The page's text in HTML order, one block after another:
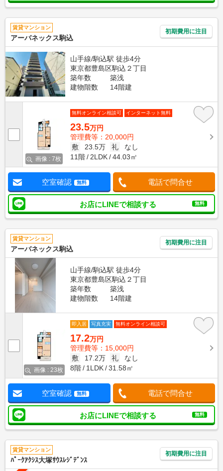
賃貸マンション
アーバネックス駒込
初期費用に注目
山手線/駒込駅 徒歩4分
東京都豊島区駒込２丁目
築年数
築浅
建物階数
14階建
画像 : 7枚
無料オンライン相談可 インターネット無料
23.5万円
管理費等：20,000円
敷
23.5万 礼
なし
11階
2LDK 44.03㎡
空室確認 無料 電話で問合せ
お店にLINEで相談する 無料
賃貸マンション
アーバネックス駒込
初期費用に注目
山手線/駒込駅 徒歩4分
東京都豊島区駒込２丁目
築年数
築浅
建物階数
14階建
画像 : 23枚
即入居 写真充実 無料オンライン相談可
17.2万円
管理費等：15,000円
敷
17.2万 礼
なし
8階
1LDK 31.58㎡
空室確認 無料 電話で問合せ
お店にLINEで相談する 無料
賃貸マンション
ﾊﾟｰｸｱｸｼｽ大塚ｻｳｽﾚｼﾞﾃﾞﾝｽ
初期費用に注目